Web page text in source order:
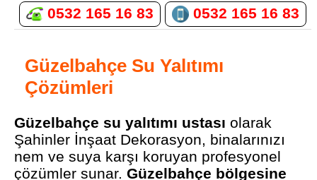
0532 165 16 83
0532 165 16 83
Güzelbahçe Su Yalıtımı
Çözümleri
Güzelbahçe su yalıtımı ustası olarak
Şahinler İnşaat Dekorasyon, binalarınızı
nem ve suya karşı koruyan profesyonel
çözümler sunar.Güzelbahçe bölgesine